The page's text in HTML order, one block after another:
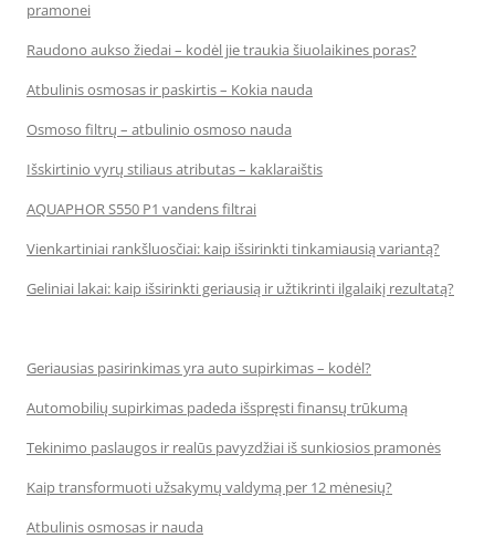
pramonei
Raudono aukso žiedai – kodėl jie traukia šiuolaikines poras?
Atbulinis osmosas ir paskirtis – Kokia nauda
Osmoso filtrų – atbulinio osmoso nauda
Išskirtinio vyrų stiliaus atributas – kaklaraištis
AQUAPHOR S550 P1 vandens filtrai
Vienkartiniai rankšluosčiai: kaip išsirinkti tinkamiausią variantą?
Geliniai lakai: kaip išsirinkti geriausią ir užtikrinti ilgalaikį rezultatą?
Geriausias pasirinkimas yra auto supirkimas – kodėl?
Automobilių supirkimas padeda išspręsti finansų trūkumą
Tekinimo paslaugos ir realūs pavyzdžiai iš sunkiosios pramonės
Kaip transformuoti užsakymų valdymą per 12 mėnesių?
Atbulinis osmosas ir nauda